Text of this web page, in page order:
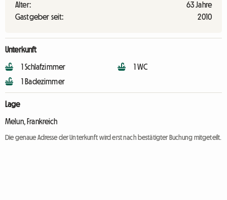
Alter:
63 Jahre
Gastgeber seit:
2010
Unterkunft
1 Schlafzimmer
1 Badezimmer
1 WC
Lage
Melun, Frankreich
Die genaue Adresse der Unterkunft wird erst nach bestätigter Buchung mitgeteilt.